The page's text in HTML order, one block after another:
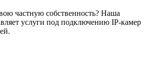
частную собственность? Наша
услуги под подключению IP-камер